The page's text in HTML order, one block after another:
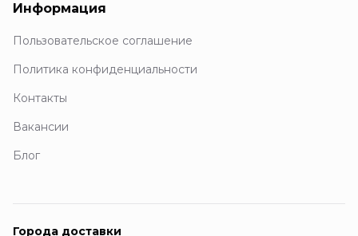
Информация
Пользовательское соглашение
Политика конфиденциальности
Контакты
Вакансии
Блог
Города доставки